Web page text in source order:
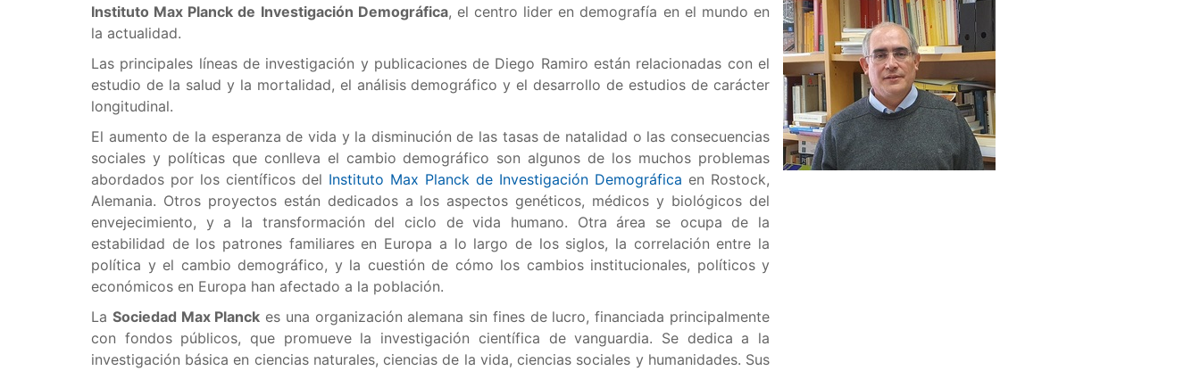
Instituto Max Planck de Investigación Demográfica, el centro lider en demografía en el mundo en
la actualidad.
Las principales líneas de investigación y publicaciones de Diego Ramiro están relacionadas con el
estudio de la salud y la mortalidad, el análisis demográfico y el desarrollo de estudios de carácter
longitudinal.
El aumento de la esperanza de vida y la disminución de las tasas de natalidad o las consecuencias
sociales y políticas que conlleva el cambio demográfico son algunos de los muchos problemas
abordados por los científicos del Instituto Max Planck de Investigación Demográfica en Rostock,
Alemania. Otros proyectos están dedicados a los aspectos genéticos, médicos y biológicos del
envejecimiento, y a la transformación del ciclo de vida humano. Otra área se ocupa de la
estabilidad de los patrones familiares en Europa a lo largo de los siglos, la correlación entre la
política y el cambio demográfico, y la cuestión de cómo los cambios institucionales, políticos y
económicos en Europa han afectado a la población.
La Sociedad Max Planck es una organización alemana sin fines de lucro, financiada principalmente
con fondos públicos, que promueve la investigación científica de vanguardia. Se dedica a la
investigación básica en ciencias naturales, ciencias de la vida, ciencias sociales y humanidades. Sus